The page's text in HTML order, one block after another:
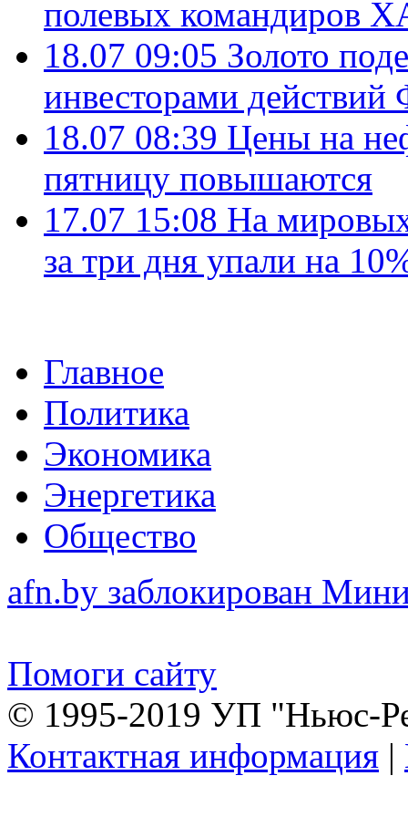
полевых командиров
18.07 09:05 Золото
инвесторами
18.07 08:39 Цены на
пятницу повышаются
17.07 15:08 На
за три дня упали на
Главное
Политика
Экономика
Энергетика
Общество
afn.by заблокирован
Помоги сайту
© 1995-2019 УП "Ньюс-
Контактная информация |